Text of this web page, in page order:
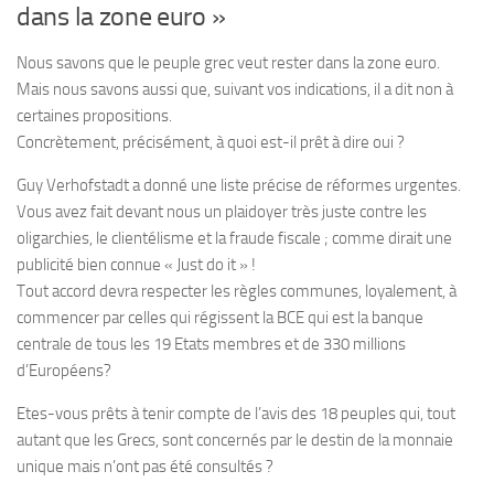
dans la zone euro »
Nous savons que le peuple grec veut rester dans la zone euro.
Mais nous savons aussi que, suivant vos indications, il a dit non à
certaines propositions.
Concrètement, précisément, à quoi est-il prêt à dire oui ?
Guy Verhofstadt a donné une liste précise de réformes urgentes.
Vous avez fait devant nous un plaidoyer très juste contre les
oligarchies, le clientélisme et la fraude fiscale ; comme dirait une
publicité bien connue « Just do it » !
Tout accord devra respecter les règles communes, loyalement, à
commencer par celles qui régissent la BCE qui est la banque
centrale de tous les 19 Etats membres et de 330 millions
d’Européens?
Etes-vous prêts à tenir compte de l’avis des 18 peuples qui, tout
autant que les Grecs, sont concernés par le destin de la monnaie
unique mais n’ont pas été consultés ?